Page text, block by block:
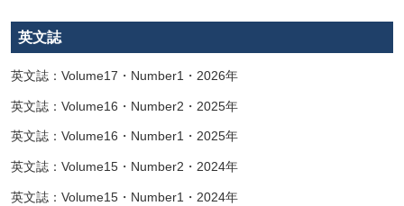
英文誌
英文誌：Volume17・Number1・2026年
英文誌：Volume16・Number2・2025年
英文誌：Volume16・Number1・2025年
英文誌：Volume15・Number2・2024年
英文誌：Volume15・Number1・2024年